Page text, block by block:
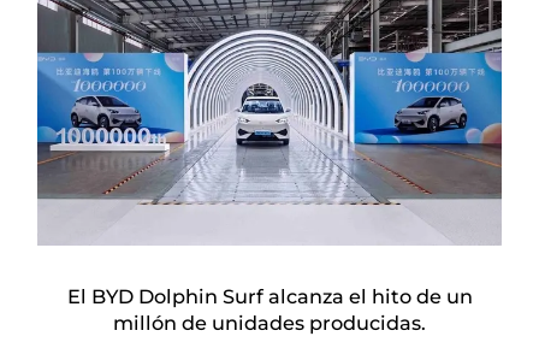
El BYD Dolphin Surf alcanza el hito de un
millón de unidades producidas.